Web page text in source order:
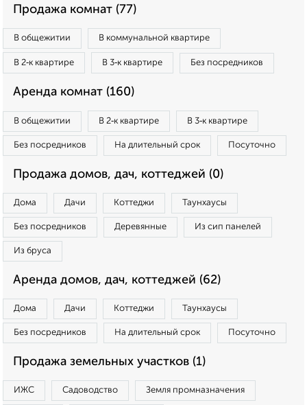
Продажа комнат (77)
В общежитии В коммунальной квартире
В 2‑к квартире В 3‑к квартире Без посредников
Аренда комнат (160)
В общежитии В 2‑к квартире В 3‑к квартире
Без посредников На длительный срок Посуточно
Продажа домов, дач, коттеджей (0)
Дома Дачи Коттеджи Таунхаусы
Без посредников Деревянные Из сип панелей
Из бруса
Аренда домов, дач, коттеджей (62)
Дома Дачи Коттеджи Таунхаусы
Без посредников На длительный срок Посуточно
Продажа земельных участков (1)
ИЖС Садоводство Земля промназначения